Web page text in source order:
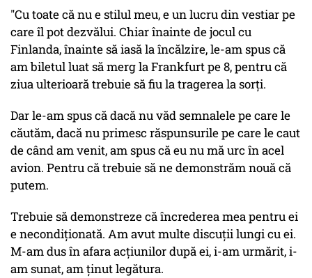
"Cu toate că nu e stilul meu, e un lucru din vestiar pe
care îl pot dezvălui. Chiar înainte de jocul cu
Finlanda, înainte să iasă la încălzire, le-am spus că
am biletul luat să merg la Frankfurt pe 8, pentru că
ziua ulterioară trebuie să fiu la tragerea la sorți.
Dar le-am spus că dacă nu văd semnalele pe care le
căutăm, dacă nu primesc răspunsurile pe care le caut
de când am venit, am spus că eu nu mă urc în acel
avion. Pentru că trebuie să ne demonstrăm nouă că
putem.
Trebuie să demonstreze că încrederea mea pentru ei
e necondiționată. Am avut multe discuții lungi cu ei.
M-am dus în afara acțiunilor după ei, i-am urmărit, i-
am sunat, am ținut legătura.